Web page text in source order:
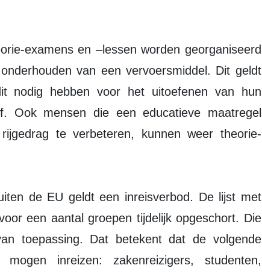
examens en –lessen worden georganiseerd
van een vervoersmiddel. Dit geldt
nodig hebben voor het uitoefenen van hun
Ook mensen die een educatieve maatregel
te verbeteren, kunnen weer theorie-
de EU geldt een inreisverbod. De lijst met
een aantal groepen tijdelijk opgeschort. Die
toepassing. Dat betekent dat de volgende
inreizen: zakenreizigers, studenten,